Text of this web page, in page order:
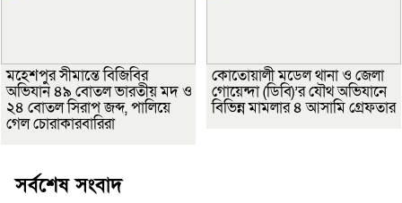
মহেশপুর সীমান্তে বিজিবির
অভিযান ৪৯ বোতল ভারতীয় মদ ও
২৪ বোতল সিরাপ জব্দ, পালিয়ে
গেল চোরাকারবারিরা
কোতোয়ালী মডেল থানা ও জেলা
গোয়েন্দা (ডিবি)’র যৌথ অভিযানে
বিভিন্ন মামলার ৪ আসামি গ্রেফতার
সর্বশেষ সংবাদ